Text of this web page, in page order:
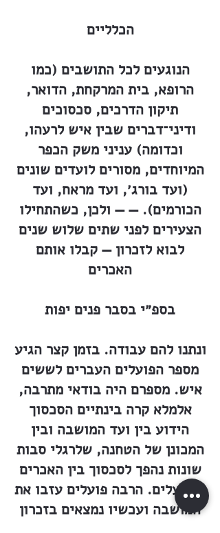
הכלליים
הנוגעים לכל התושבים (כמו
הרופא, בית המרקחת, הדואר,
תיקון הדרכים, סכסוכים
ודיני־דברים שבין איש לרעהו,
וכדומה) עניני משק הכפר
המיוחדים, מסורים לועדים שונים
(ועד בורג׳, ועד מראח, ועד
הכורמים). — — ולכן, כשהתחילו
הצעירים לפני שתים שלוש שנים
לבוא לזכרון — קבלו אותם
האכרים
בספ״י בסבר פנים יפות
ונתנו להם עבודה. בזמן קצר הגיע
מספר הפועלים העברים לששים
איש. מספרם היה בודאי מתרבה,
אלמלא קרה בינתיים הסכסוך
הידוע בין ועד המושבה ובין
המכונן של הטחנה, שלרגלי סבות
שונות נהפך לסכסוך בין האכרים
והפועלים. הרבה פועלים עזבו את
המושבה ועכשיו נמצאים בזכרון